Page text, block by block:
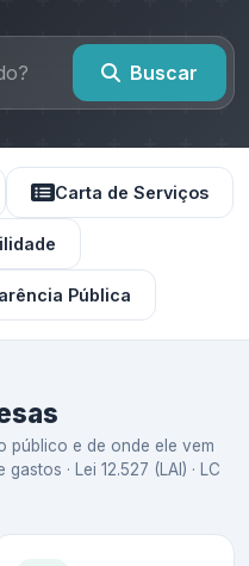
Buscar
Carta de Serviços
Pública
público e de onde ele vem
· Lei 12.527 (LAI) · LC